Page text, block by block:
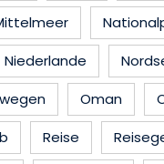
Niederlande
Oman
Reise